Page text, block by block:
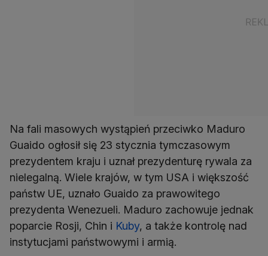
Na fali masowych wystąpień przeciwko Maduro
Guaido ogłosił się 23 stycznia tymczasowym
prezydentem kraju i uznał prezydenturę rywala za
nielegalną. Wiele krajów, w tym USA i większość
państw UE, uznało Guaido za prawowitego
prezydenta Wenezueli. Maduro zachowuje jednak
poparcie Rosji, Chin i Kuby, a także kontrolę nad
instytucjami państwowymi i armią.